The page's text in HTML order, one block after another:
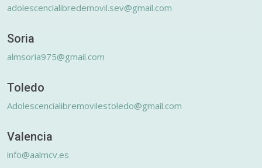
adolescencialibredemovil.sev@gmail.com
Soria
almsoria975@gmail.com
Toledo
Adolescencialibremovilestoledo@gmail.com
Valencia
info@aalmcv.es